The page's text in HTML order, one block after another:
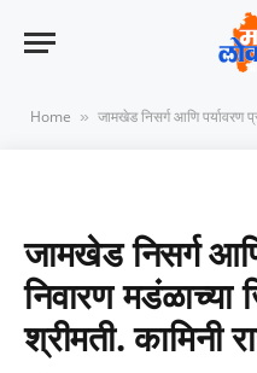
Home » जामखेड निसर्ग आणि पर्यावरण प्रदूषण
जामखेड निसर्ग
निवारण मडंळाच्या
श्रीमती. कामिनी